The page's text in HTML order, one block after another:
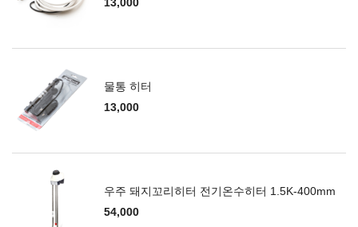
13,000
물통 히터
13,000
우주 돼지꼬리히터 전기온수히터 1.5K-400mm
54,000